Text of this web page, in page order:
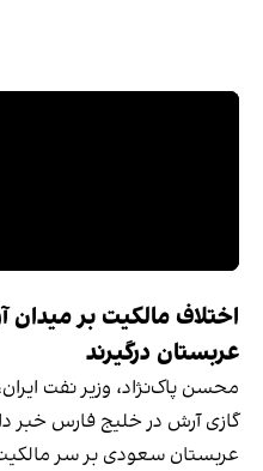
اختلاف مالکیت بر میدان
عربستان درگیرند
محسن پاک‌نژاد، وزیر نفت
گازی آرش در خلیج فارس خبر
عربستان سعودی بر سر مالکیت